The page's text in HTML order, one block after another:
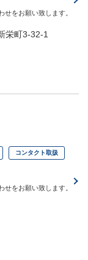
をお願い致します。
栄町3-32-1
コンタクト取扱
をお願い致します。